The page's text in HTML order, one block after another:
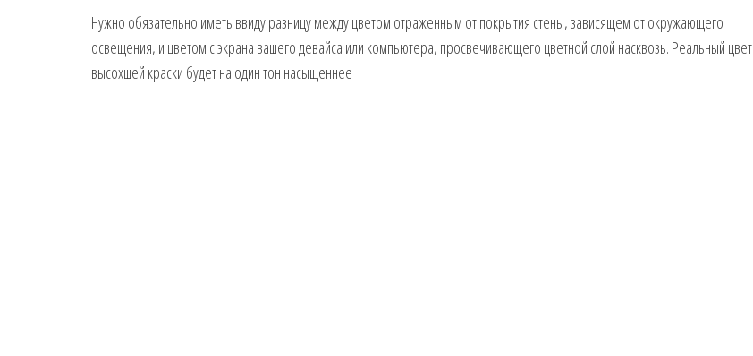
Нужно обязательно иметь ввиду разницу между цветом отраженным от покрытия стены, зависящем от окружающего
освещения, и цветом с экрана вашего девайса или компьютера, просвечивающего цветной слой насквозь. Реальный цвет
высохшей краски будет на один тон насыщеннее